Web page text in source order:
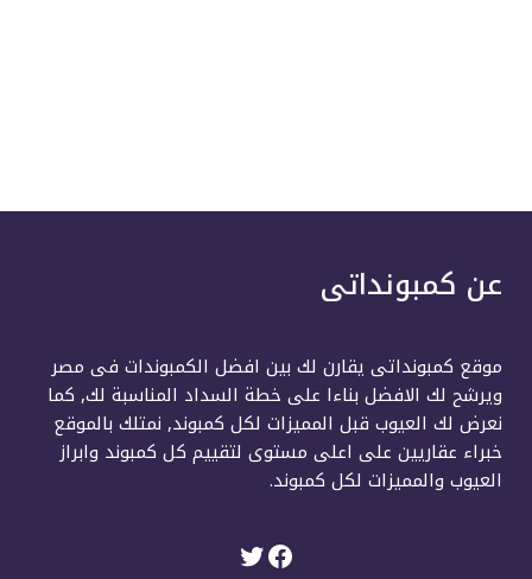
عن كمبونداتى
موقع كمبونداتى يقارن لك بين افضل الكمبوندات فى مصر
ويرشح لك الافضل بناءا على خطة السداد المناسبة لك, كما
نعرض لك العيوب قبل المميزات لكل كمبوند, نمتلك بالموقع
خبراء عقاريين على اعلى مستوى لتقييم كل كمبوند وابراز
العيوب والمميزات لكل كمبوند.